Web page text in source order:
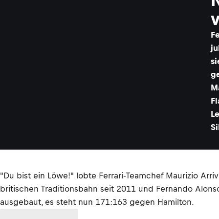
"Du bist ein Löwe!" lobte Ferrari-Teamchef Maurizio
britischen Traditionsbahn seit 2011 und Fernando
ausgebaut, es steht nun 171:163 gegen Hamilton.